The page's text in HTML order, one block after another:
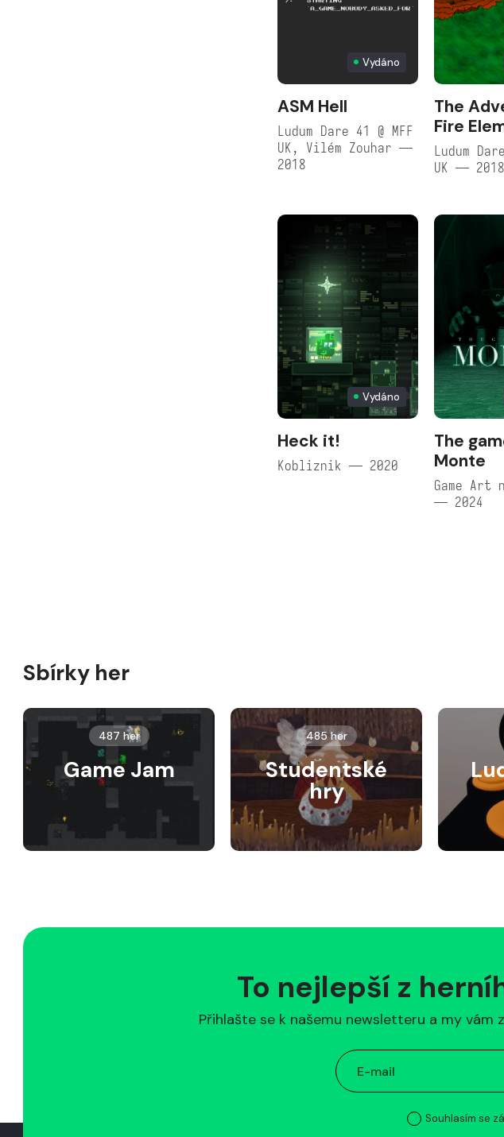
Vydáno
ASM Hell
Ludum Dare 41 @ MFF
UK, Vilém Zouhar —
2018
The
Fire
Ludum
UK — 2018
Vydáno
Heck it!
Kobliznik — 2020
The
Monte
Game Art
— 2024
Sbírky her
487 her
Game Jam
485 her
Studentské
hry
To nejlepší z
Přihlašte se k našemu newsletteru a my vám
Souhlasím se